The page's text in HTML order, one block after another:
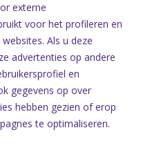
externe
voor het profileren en
Als u deze
advertenties op andere
en
gegevens op over
hebben gezien of erop
te optimaliseren.